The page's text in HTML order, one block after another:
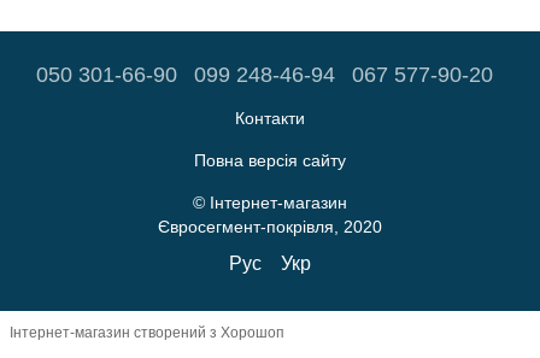
050 301-66-90 099 248-46-94 067 577-90-20
Контакти
Повна версія сайту
© Інтернет-магазин
Євросегмент-покрівля, 2020
Рус Укр
Інтернет-магазин створений з Хорошоп